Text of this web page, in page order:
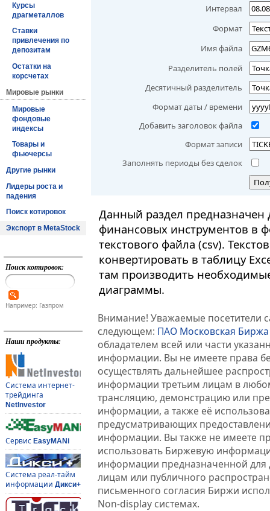
Курсы
драгметаллов
Ставки
привлечения по
депозитам
Остатки на
корсчетах
Мировые рынки
Мировые
фондовые
индексы
Товары и
фьючерсы
Другие рынки
Лидеры роста и
падения
Поиск котировок
Экспорт в MetaStock
Поиск котировок:
Например: Газпром
Наши продукты:
Система интернет-
трейдинга
NetInvestor
Сервис EasyMANi
Система реал-тайм
информации Дикси+
Интервал
Формат
Имя файла
Разделитель полей
Десятичный разделитель
Формат даты / времени
Добавить заголовок файла
Формат записи
Заполнять периоды без сделок
Данный раздел
финансовых инструментов в
текстового файла (csv).
конвертировать в таблицу
там производить
диаграммы.
Внимание! Уважаемые посетители
следующем: ПАО Московская Биржа
обладателем всей или части
информации. Вы не имеете права
осуществлять дальнейшее
информации третьим лицам в
трансляцию, демонстрацию или
информации, а также её
предусматривающих
информации. Вы также не имеете
использовать Биржевую
информации предназначенной для
лицам или публичного
письменного согласия Биржи
Non-display системах.